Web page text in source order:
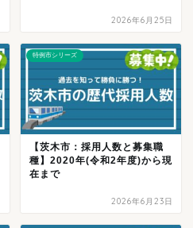
2026年6月25日
特例市シリーズ
【茨木市：採用人数と募集職
種】2020年(令和2年度)から現
在まで
2026年6月23日